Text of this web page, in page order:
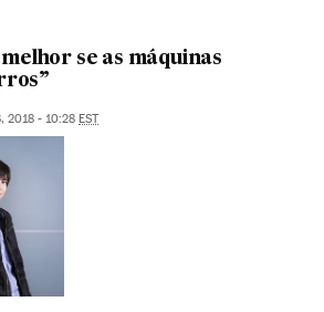
se as máquinas
2018 - 10:28 EST